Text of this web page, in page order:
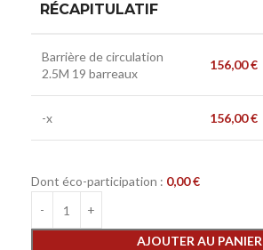
RÉCAPITULATIF
Barrière de circulation
2.5M 19 barreaux
156,00€
-x 156,00€
Dont éco-participation : 0,00€
AJOUTER AU PANIER